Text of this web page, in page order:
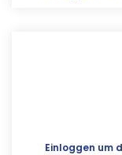
Einloggen um